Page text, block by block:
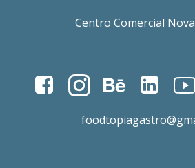
Centro Comercial